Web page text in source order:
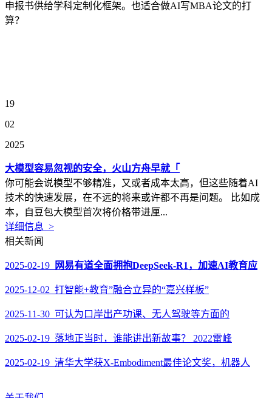
申报书供给学科定制化框架。也适合做AI写MBA论文的打
算？
19
02
2025
大模型容易忽视的安全，火山方舟早就「
你可能会说模型不够精准，又或者成本太高，但这些随着AI
技术的快速发展，在不远的将来或许都不再是问题。 比如成
本，自豆包大模型首次将价格带进厘...
详细信息 >
相关新闻
2025-02-19 网易有道全面拥抱DeepSeek-R1，加速AI教育应
2025-12-02 打智能+教育”融合立异的“嘉兴样板”
2025-11-30 可认为口岸出产功课、无人驾驶等方面的
2025-02-19 落地正当时，谁能讲出新故事？ 2022雷峰
2025-02-19 清华大学获X-Embodiment最佳论文奖，机器人